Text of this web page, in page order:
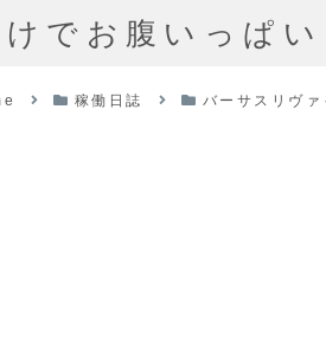
でお腹いっぱい
稼働日誌 バーサスリヴァ